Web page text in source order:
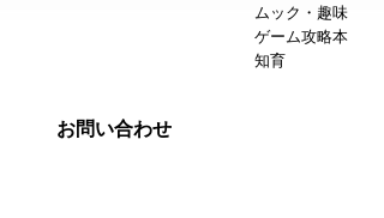
ムック・趣味
ゲーム攻略本
知育
お問い合わせ